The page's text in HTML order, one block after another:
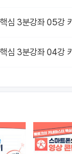
심 3분강좌 05강
심 3분강좌 04강